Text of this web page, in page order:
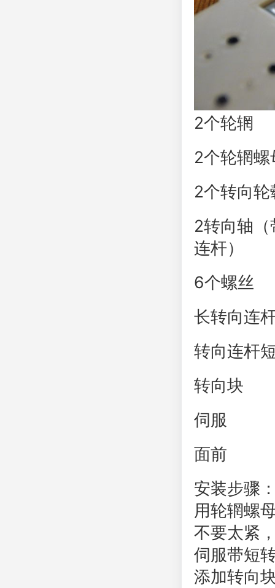
2个轮辋
2个轮辋螺
2个转向
2转向轴
连杆）
6个螺丝
长转向连
转向连杆
转向块
伺服
面前
安装步骤
用轮辋螺
不要太紧
伺服带短
添加转向